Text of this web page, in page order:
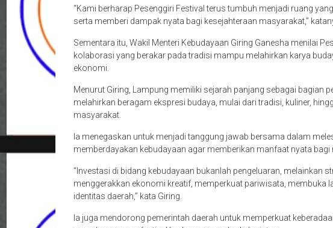
“Kami berharap Pesenggiri Festival terus tumbuh menjadi ruang
serta memberi dampak nyata bagi kesejahteraan masyarakat,”
Sementara itu, Wakil Menteri Kebudayaan Giring Ganesha menilai
kolaborasi yang berakar pada tradisi mampu melahirkan karya
ekonomi.
Menurut Giring, Lampung memiliki sejarah panjang sebagai bagian
melahirkan beragam ekspresi budaya, mulai dari tradisi, kuliner,
masyarakat.
Ia menegaskan untuk menjadi tanggung jawab bersama dalam
memberdayakan kebudayaan agar memberikan manfaat nyata bagi
“Investasi di bidang kebudayaan bukanlah pengeluaran, melainkan
menggerakkan ekonomi kreatif, memperkuat pariwisata, membuka
identitas daerah,” kata Giring.
Ia juga mendorong pemerintah daerah untuk memperkuat